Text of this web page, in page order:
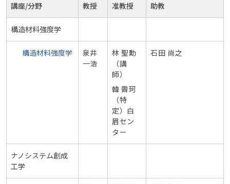
講座/分野 教授 准教授 助教
構造材料強度学
構造材料強度学
泉井
一浩
林 聖勳
（講
師）
韓 霽珂
（特
定） 白
眉セン
ター
石田 尚之
ナノシステム創成
工学